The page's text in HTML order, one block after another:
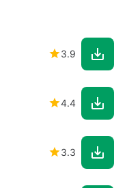
3.9
4.4
3.3